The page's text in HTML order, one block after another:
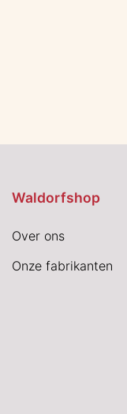
Waldorfshop
Over ons
Onze fabrikanten